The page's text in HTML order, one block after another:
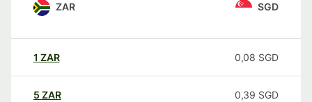
ZAR SGD
1 ZAR 0,08 SGD
5 ZAR 0,39 SGD